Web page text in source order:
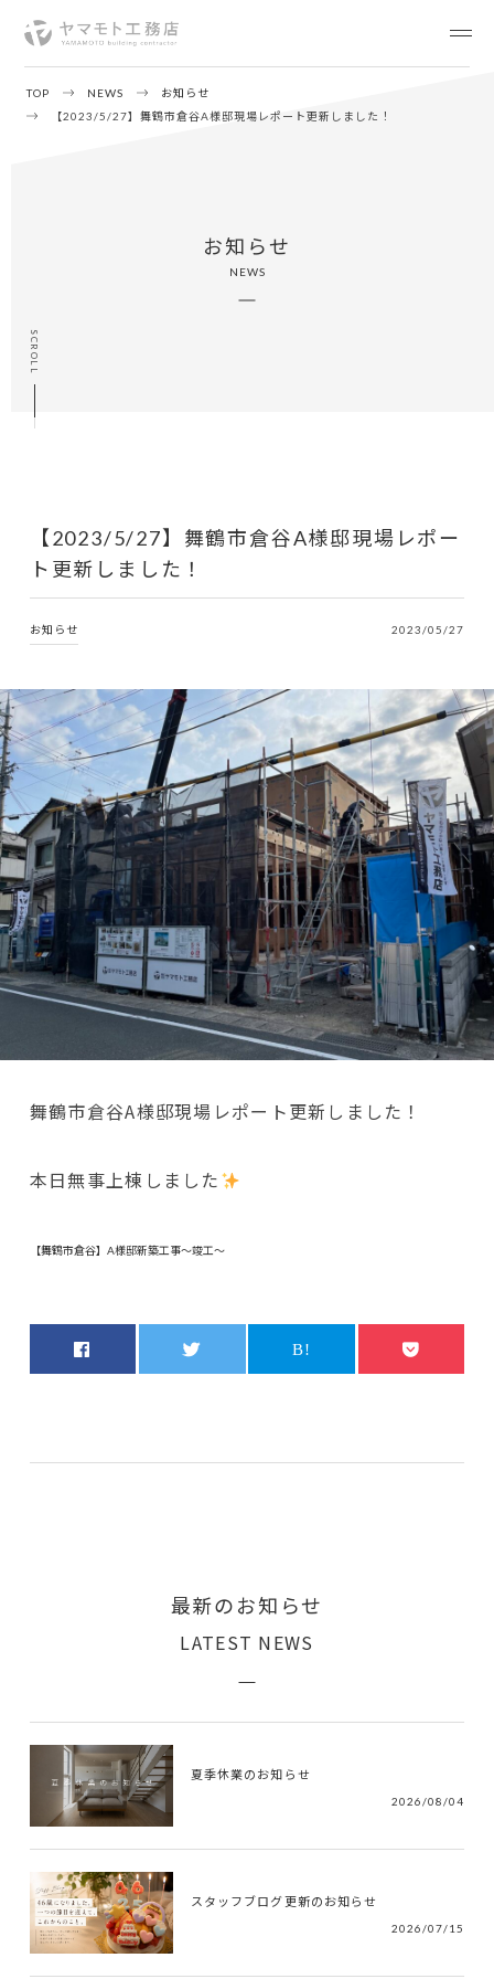
TOP NEWS
お知らせ
【2023/5/27】舞鶴市倉谷A様邸現場レポート更新しました！
SCROLL
お知らせ
NEWS
【2023/5/27】舞鶴市倉谷A様邸現場レポー
ト更新しました！
お知らせ 2023/05/27
舞鶴市倉谷A様邸現場レポート更新しました！
本日無事上棟しました
【舞鶴市倉谷】A様邸新築工事～竣工～
最新のお知らせ
LATEST NEWS
夏季休業のお知らせ
2026/08/04
スタッフブログ更新のお知らせ
2026/07/15